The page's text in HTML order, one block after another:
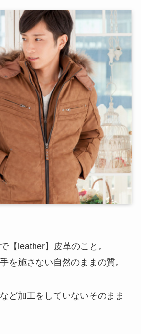
【leather】皮革のこと。
を施さない自然のままの質。
ど加工をしていないそのまま